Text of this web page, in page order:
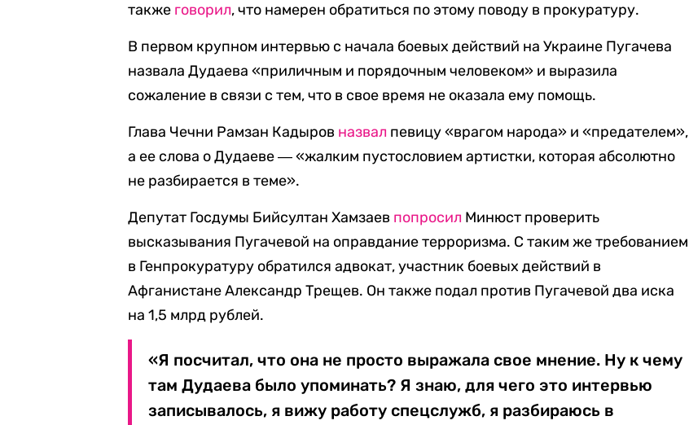
также говорил, что намерен обратиться по этому поводу в прокуратуру.
В первом крупном интервью с начала боевых действий на Украине Пугачева
назвала Дудаева «приличным и порядочным человеком» и выразила
сожаление в связи с тем, что в свое время не оказала ему помощь.
Глава Чечни Рамзан Кадыров назвал певицу «врагом народа» и «предателем»,
а ее слова о Дудаеве ― «жалким пустословием артистки, которая абсолютно
не разбирается в теме».
Депутат Госдумы Бийсултан Хамзаев попросил Минюст проверить
высказывания Пугачевой на оправдание терроризма. С таким же требованием
в Генпрокуратуру обратился адвокат, участник боевых действий в
Афганистане Александр Трещев. Он также подал против Пугачевой два иска
на 1,5 млрд рублей.
«Я посчитал, что она не просто выражала свое мнение. Ну к чему
там Дудаева было упоминать? Я знаю, для чего это интервью
записывалось, я вижу работу спецслужб, я разбираюсь в